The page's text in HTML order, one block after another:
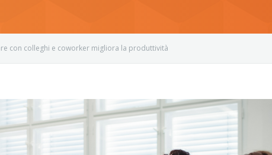
con colleghi e coworker migliora la produttività